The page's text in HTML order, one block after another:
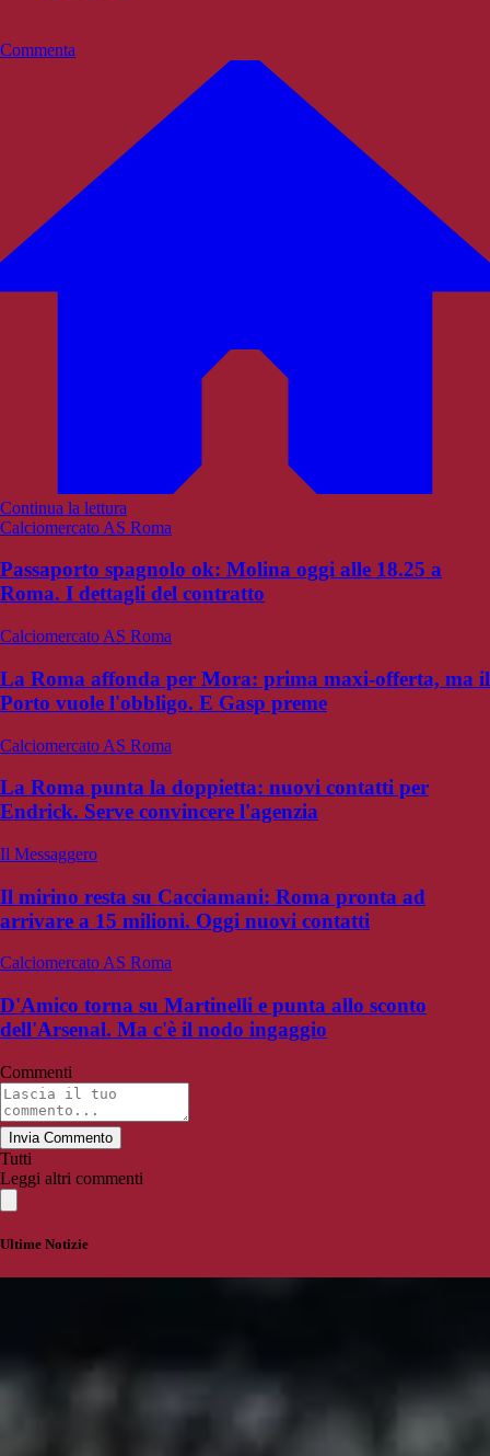
Commenta
Continua la lettura
Calciomercato AS Roma
Passaporto spagnolo ok: Molina oggi alle 18.25 a
Roma. I dettagli del contratto
Calciomercato AS Roma
La Roma affonda per Mora: prima maxi-offerta, ma il
Porto vuole l'obbligo. E Gasp preme
Calciomercato AS Roma
La Roma punta la doppietta: nuovi contatti per
Endrick. Serve convincere l'agenzia
Il Messaggero
Il mirino resta su Cacciamani: Roma pronta ad
arrivare a 15 milioni. Oggi nuovi contatti
Calciomercato AS Roma
D'Amico torna su Martinelli e punta allo sconto
dell'Arsenal. Ma c'è il nodo ingaggio
Commenti
Invia Commento
Tutti
Leggi altri commenti
Ultime Notizie